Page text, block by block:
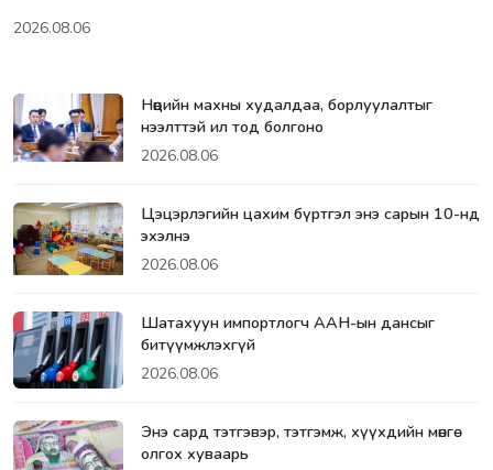
2026.08.06
Нөөцийн махны худалдаа, борлуулалтыг
нээлттэй ил тод болгоно
2026.08.06
Цэцэрлэгийн цахим бүртгэл энэ сарын 10-нд
эхэлнэ
2026.08.06
Шатахуун импортлогч ААН-ын дансыг
битүүмжлэхгүй
2026.08.06
Энэ сард тэтгэвэр, тэтгэмж, хүүхдийн мөнгө
олгох хуваарь